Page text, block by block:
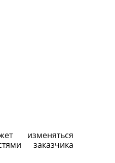
изменяться
заказчика